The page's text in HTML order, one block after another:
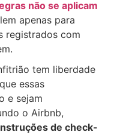
não se aplicam
apenas para
registrados com
tem liberdade
essas
e sejam
o Airbnb,
de check-